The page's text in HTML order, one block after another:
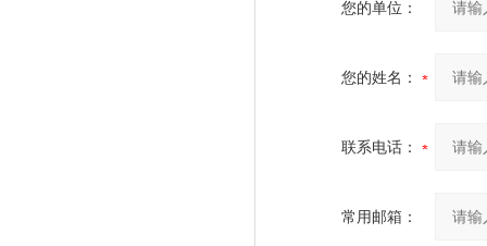
您的单位：
您的姓名：
联系电话：
常用邮箱：